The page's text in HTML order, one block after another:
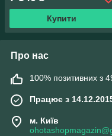
Купити
Про нас
100% позитивних з 49
Працює з
м. Київ